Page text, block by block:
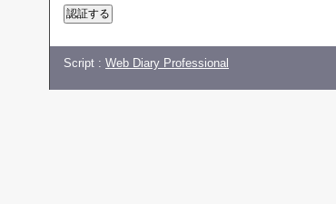
Script : Web Diary Professional